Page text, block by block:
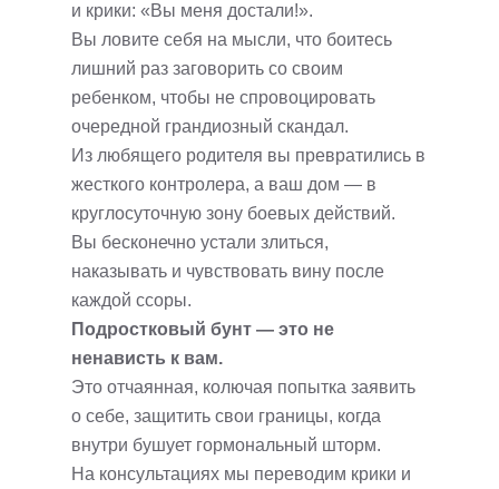
и крики: «Вы меня достали!».
Вы ловите себя на мысли, что боитесь
лишний раз заговорить со своим
ребенком, чтобы не спровоцировать
очередной грандиозный скандал.
Из любящего родителя вы превратились в
жесткого контролера, а ваш дом — в
круглосуточную зону боевых действий.
Вы бесконечно устали злиться,
наказывать и чувствовать вину после
каждой ссоры.
Подростковый бунт — это не
ненависть к вам.
Это отчаянная, колючая попытка заявить
о себе, защитить свои границы, когда
внутри бушует гормональный шторм.
На консультациях мы переводим крики и